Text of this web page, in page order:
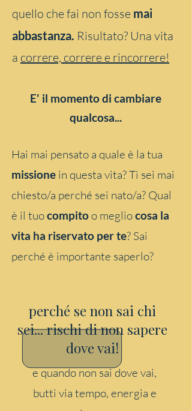
quello che fai non fosse mai
abbastanza. Risultato? Una vita
a correre, correre e rincorrere!
E' il momento di cambiare
qualcosa...
Hai mai pensato a quale è la tua
missione in questa vita? Ti sei mai
chiesto/a perché sei nato/a? Qual
è il tuocompitoo megliocosa la
vita ha riservato per te? Sai
perché è importante saperlo?
perché se non sai chi
sei... rischi di non sapere
dove vai!
e quando non sai dove vai,
butti via tempo, energia e